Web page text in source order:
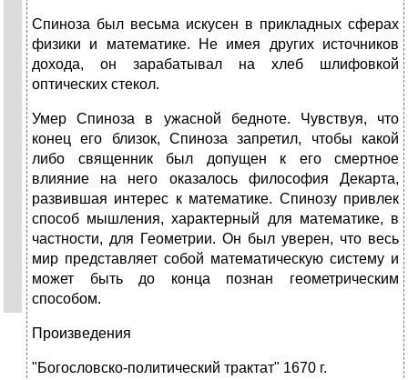
Спиноза был весьма искусен в прикладных сферах
физики и математике. Не имея других источников
дохода, он зарабатывал на хлеб шлифовкой
оптических стекол.
Умер Спиноза в ужасной бедноте. Чувствуя, что
конец его близок, Спиноза запретил, чтобы какой
либо священник был допущен к его смертное
влияние на него оказалось философия Декарта,
развившая интерес к математике. Спинозу привлек
способ мышления, характерный для математике, в
частности, для Геометрии. Он был уверен, что весь
мир представляет собой математическую систему и
может быть до конца познан геометрическим
способом.
Произведения
"Богословско-политический трактат" 1670 г.